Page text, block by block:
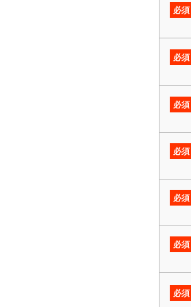
必須
必須
必須
必須
必須
必須
必須